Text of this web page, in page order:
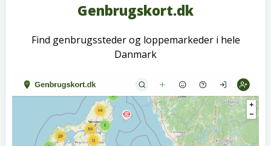
Genbrugskort.dk
Find genbrugssteder og loppemarkeder i hele
Danmark